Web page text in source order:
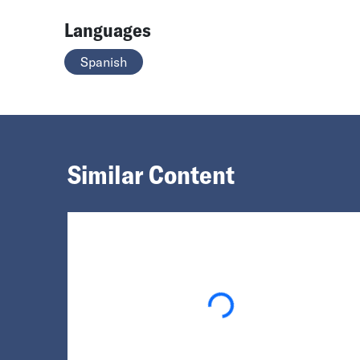
Languages
Spanish
Similar Content
Loading...